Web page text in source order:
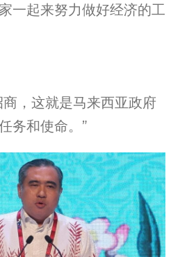
一起来努力做好经济的工
商，这就是马来西亚政府
务和使命。”